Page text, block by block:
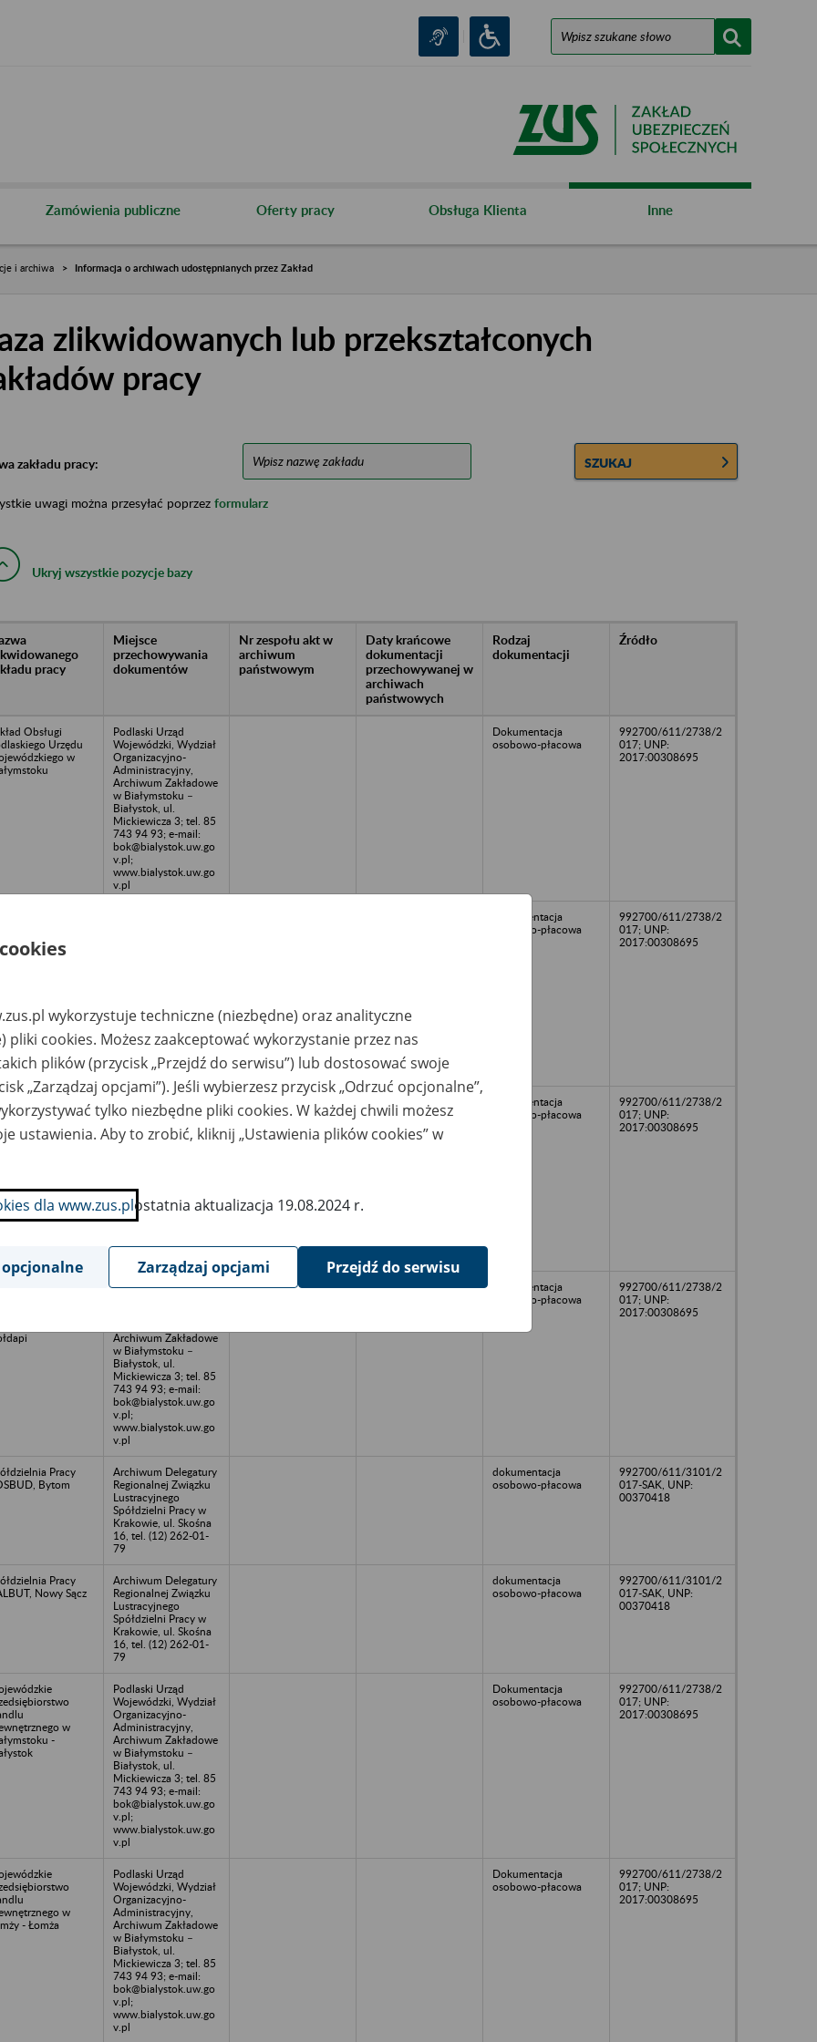
Zamówienia publiczne Oferty pracy Obsługa Klienta Inne
i archiwa Informacja o archiwach udostępnianych przez Zakład
zlikwidowanych lub przekształconych
pracy
zakładu pracy: SZUKAJ
uwagi można przesyłać poprzez formularz
Ukryj wszystkie pozycje bazy
pracy
Miejsce
przechowywania
dokumentów
Nr zespołu akt w
archiwum
państwowym
Daty krańcowe
dokumentacji
przechowywanej w
archiwach
państwowych
Rodzaj
dokumentacji
Źródło
Obsługi
Urzędu
w
Podlaski Urząd
Wojewódzki, Wydział
Organizacyjno-
Administracyjny,
Archiwum Zakładowe
w Białymstoku –
Białystok, ul.
Mickiewicza 3; tel. 85
743 94 93; e-mail:
bok@bialystok.uw.go
v.pl;
www.bialystok.uw.go
v.pl
Dokumentacja
osobowo-płacowa
992700/611/2738/2
017; UNP:
2017:00308695
w
743 94 93; e-mail:
bok@bialystok.uw.go
v.pl;
www.bialystok.uw.go
v.pl
Dokumentacja
osobowo-płacowa
992700/611/2738/2
017; UNP:
2017:00308695
w
Podlaski Urząd
Wojewódzki, Wydział
Organizacyjno-
Administracyjny,
Mickiewicza 3; tel. 85
743 94 93; e-mail:
bok@bialystok.uw.go
Dokumentacja
osobowo-płacowa
992700/611/2738/2
017; UNP:
2017:00308695
Podlaski Urząd
Archiwum Zakładowe
w Białymstoku –
Białystok, ul.
Mickiewicza 3; tel. 85
743 94 93; e-mail:
bok@bialystok.uw.go
v.pl;
www.bialystok.uw.go
v.pl
Dokumentacja
osobowo-płacowa
992700/611/2738/2
017; UNP:
2017:00308695
Pracy
Bytom
Archiwum Delegatury
Regionalnej Związku
Lustracyjnego
Spółdzielni Pracy w
Krakowie, ul. Skośna
16, tel. (12) 262-01-
79
dokumentacja
osobowo-płacowa
992700/611/3101/2
017-SAK, UNP:
00370418
Pracy
Nowy Sącz
Archiwum Delegatury
Regionalnej Związku
Lustracyjnego
Spółdzielni Pracy w
Krakowie, ul. Skośna
16, tel. (12) 262-01-
79
dokumentacja
osobowo-płacowa
992700/611/3101/2
017-SAK, UNP:
00370418
w
-
Podlaski Urząd
Wojewódzki, Wydział
Organizacyjno-
Administracyjny,
Archiwum Zakładowe
w Białymstoku –
Białystok, ul.
Mickiewicza 3; tel. 85
743 94 93; e-mail:
bok@bialystok.uw.go
v.pl;
www.bialystok.uw.go
v.pl
Dokumentacja
osobowo-płacowa
992700/611/2738/2
017; UNP:
2017:00308695
w
- Łomża
Podlaski Urząd
Wojewódzki, Wydział
Organizacyjno-
Administracyjny,
Archiwum Zakładowe
w Białymstoku –
Białystok, ul.
Mickiewicza 3; tel. 85
743 94 93; e-mail:
bok@bialystok.uw.go
v.pl;
www.bialystok.uw.go
v.pl
Dokumentacja
osobowo-płacowa
992700/611/2738/2
017; UNP:
2017:00308695
wykorzystuje techniczne (niezbędne) oraz analityczne
pliki cookies. Możesz zaakceptować wykorzystanie przez nas
plików (przycisk „Przejdź do serwisu”) lub dostosować swoje
„Zarządzaj opcjami”). Jeśli wybierzesz przycisk „Odrzuć opcjonalne”,
tylko niezbędne pliki cookies. W każdej chwili możesz
ustawienia. Aby to zrobić, kliknij „Ustawienia plików cookies” w
dla www.zus.plostatnia aktualizacja 19.08.2024 r.
Zarządzaj opcjami Przejdź do serwisu